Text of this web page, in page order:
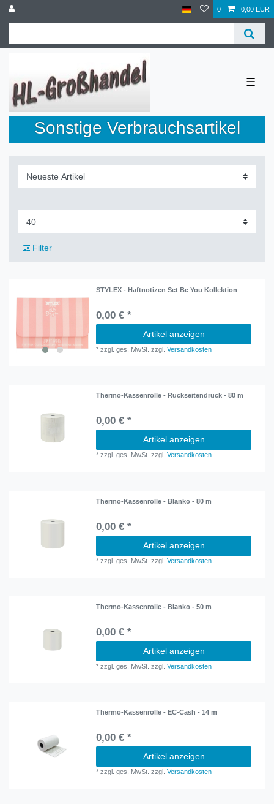
0 0,00 EUR
☰
Sonstige Verbrauchsartikel
Filter
STYLEX - Haftnotizen Set Be You Kollektion
0,00 € *
Artikel anzeigen
*zzgl. ges. MwSt. zzgl.Versandkosten
Thermo-Kassenrolle - Rückseitendruck - 80 m
0,00 € *
Artikel anzeigen
*zzgl. ges. MwSt. zzgl.Versandkosten
Thermo-Kassenrolle - Blanko - 80 m
0,00 € *
Artikel anzeigen
*zzgl. ges. MwSt. zzgl.Versandkosten
Thermo-Kassenrolle - Blanko - 50 m
0,00 € *
Artikel anzeigen
*zzgl. ges. MwSt. zzgl.Versandkosten
Thermo-Kassenrolle - EC-Cash - 14 m
0,00 € *
Artikel anzeigen
*zzgl. ges. MwSt. zzgl.Versandkosten